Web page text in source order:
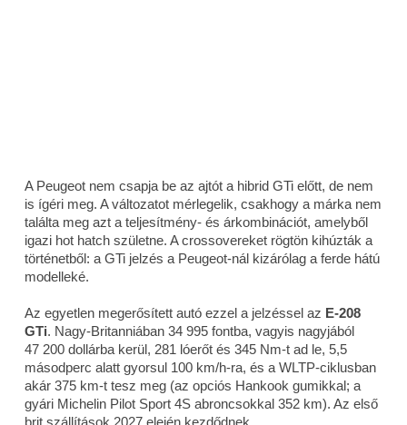
A Peugeot nem csapja be az ajtót a hibrid GTi előtt, de nem
is ígéri meg. A változatot mérlegelik, csakhogy a márka nem
találta meg azt a teljesítmény- és árkombinációt, amelyből
igazi hot hatch születne. A crossovereket rögtön kihúzták a
történetből: a GTi jelzés a Peugeot-nál kizárólag a ferde hátú
modelleké.
Az egyetlen megerősített autó ezzel a jelzéssel az E-208
GTi. Nagy-Britanniában 34 995 fontba, vagyis nagyjából
47 200 dollárba kerül, 281 lóerőt és 345 Nm-t ad le, 5,5
másodperc alatt gyorsul 100 km/h-ra, és a WLTP-ciklusban
akár 375 km-t tesz meg (az opciós Hankook gumikkal; a
gyári Michelin Pilot Sport 4S abroncsokkal 352 km). Az első
brit szállítások 2027 elején kezdődnek.